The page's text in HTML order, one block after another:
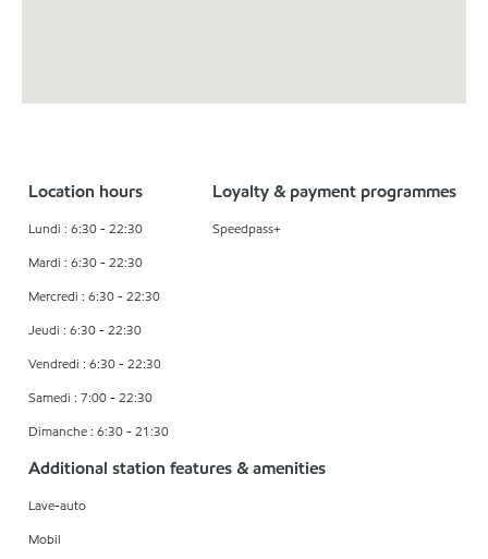
Location hours
Lundi : 6:30 - 22:30
Mardi : 6:30 - 22:30
Mercredi : 6:30 - 22:30
Jeudi : 6:30 - 22:30
Vendredi : 6:30 - 22:30
Samedi : 7:00 - 22:30
Dimanche : 6:30 - 21:30
Loyalty & payment programmes
Speedpass+
Additional station features & amenities
Lave-auto
Mobil